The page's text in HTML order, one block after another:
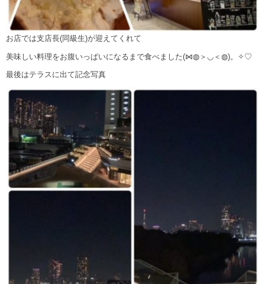
お店では支店長(同級生)が迎えてくれて
美味しい料理をお腹いっぱいになるまで食べました(⋈◍＞◡＜◍)。✧♡
最後はテラスに出て記念写真